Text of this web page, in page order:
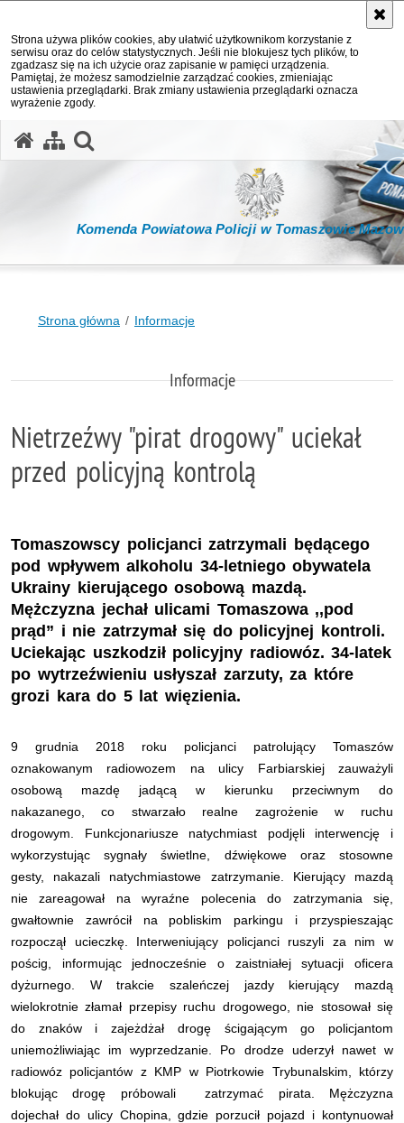
Strona używa plików cookies, aby ułatwić użytkownikom korzystanie z
serwisu oraz do celów statystycznych. Jeśli nie blokujesz tych plików, to
zgadzasz się na ich użycie oraz zapisanie w pamięci urządzenia.
Pamiętaj, że możesz samodzielnie zarządzać cookies, zmieniając
ustawienia przeglądarki. Brak zmiany ustawienia przeglądarki oznacza
wyrażenie zgody.
Komenda Powiatowa Policji w Tomaszowie
Strona główna Informacje
Informacje
Nietrzeźwy "pirat drogowy" uciekał
przed policyjną kontrolą
Tomaszowscy policjanci zatrzymali będącego
pod wpływem alkoholu 34-letniego obywatela
Ukrainy kierującego osobową mazdą.
Mężczyzna jechał ulicami Tomaszowa ,,pod
prąd” i nie zatrzymał się do policyjnej kontroli.
Uciekając uszkodził policyjny radiowóz. 34-latek
po wytrzeźwieniu usłyszał zarzuty, za które
grozi kara do 5 lat więzienia.
9 grudnia 2018 roku policjanci patrolujący Tomaszów
oznakowanym radiowozem na ulicy Farbiarskiej zauważyli
osobową mazdę jadącą w kierunku przeciwnym do
nakazanego, co stwarzało realne zagrożenie w ruchu
drogowym. Funkcjonariusze natychmiast podjęli interwencję i
wykorzystując sygnały świetlne, dźwiękowe oraz stosowne
gesty, nakazali natychmiastowe zatrzymanie. Kierujący mazdą
nie zareagował na wyraźne polecenia do zatrzymania się,
gwałtownie zawrócił na pobliskim parkingu i przyspieszając
rozpoczął ucieczkę. Interweniujący policjanci ruszyli za nim w
pościg, informując jednocześnie o zaistniałej sytuacji oficera
dyżurnego. W trakcie szaleńczej jazdy kierujący mazdą
wielokrotnie złamał przepisy ruchu drogowego, nie stosował się
do znaków i zajeżdżał drogę ścigającym go policjantom
uniemożliwiając im wyprzedzanie. Po drodze uderzył nawet w
radiowóz policjantów z KMP w Piotrkowie Trybunalskim, którzy
blokując drogę próbowali zatrzymać pirata. Mężczyzna
dojechał do ulicy Chopina, gdzie porzucił pojazd i kontynuował